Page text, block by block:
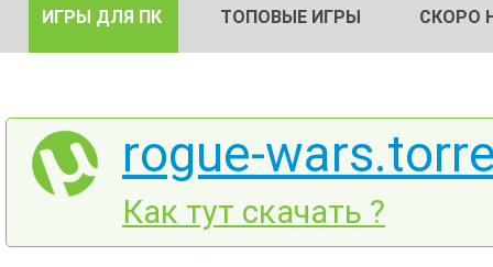
ИГРЫ ДЛЯ ПК ТОПОВЫЕ ИГРЫ СКОРО
rogue-
Как тут скачать ?